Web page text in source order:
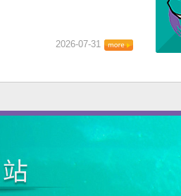
2026-07-31